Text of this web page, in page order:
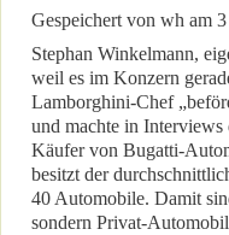
Gespeichert von wh am
Stephan Winkelmann,
weil es im Konzern
Lamborghini-Chef
und machte in
Käufer von Bugatti-
besitzt der
40 Automobile. Damit
sondern Privat-